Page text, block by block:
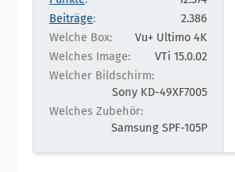
Beiträge
2.386
Welche Box
Vu+ Ultimo 4K
Welches Image
VTi 15.0.02
Welcher Bildschirm
Sony KD-49XF7005
Welches Zubehör
Samsung SPF-105P